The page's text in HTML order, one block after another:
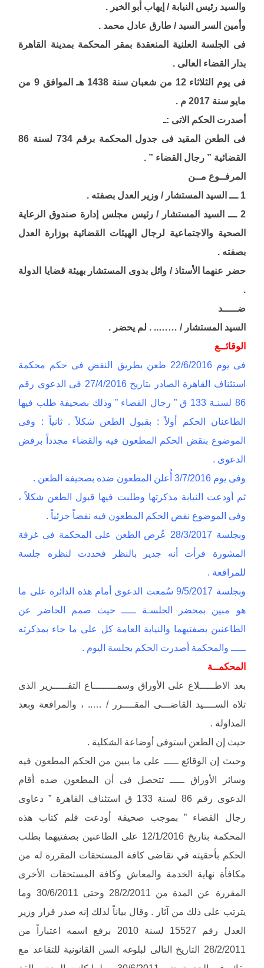
والسيد رئيس النيابة / إيهاب أبو الخير .
وأمين السر السيد / طارق عادل محمد .
فى الجلسة العلنية المنعقدة بمقر المحكمة بمدينة القاهرة
بدار القضاء العالى .
فى يوم الثلاثاء 12 من شعبان سنة 1438 هـ الموافق 9 من
مايو سنة 2017 م .
أصدرت الحكم الاتى :ـ
فى الطعن المقيد فى جدول المحكمة برقم 734 لسنة 86
القضائية ” رجال القضاء ” .
المرفــوع مــن
1 ـــ السيد المستشار / وزير العدل بصفته .
2 ـــ السيد المستشار / رئيس مجلس إدارة صندوق الرعاية
الصحية والاجتماعية لرجال الهيئات القضائية بوزارة العدل
بصفته .
حضر عنهما الأستاذ / وائل بدوى المستشار بهيئة قضايا الدولة
.
ضـــــد
السيد المستشار / …….. . لم يحضر .
الوقائــع
فى يوم 22/6/2016 طعن بطريق النقض فى حكم محكمة
استئناف القاهرة الصادر بتاريخ 27/4/2016 فى الدعوى رقم
86 لسنـة 133 ق ” رجال القضاء ” وذلك بصحيفة طلب فيها
الطاعنان الحكم أولاً : بقبول الطعن شكلاً . ثانياً : وفى
الموضوع بنقض الحكم المطعون فيه والقضاء مجدداً برفض
الدعوى .
وفى يوم 3/7/2016 أُعلن المطعون ضده بصحيفة الطعن .
ثم أودعت النيابة مذكرتها وطلبت فيها قبول الطعن شكلاً ،
وفى الموضوع نقض الحكم المطعون فيه نقضاً جزئياً .
وبجلسة 28/3/2017 عُرض الطعن على المحكمة فى غرفة
المشورة فرأت أنه جدير بالنظر فحددت لنظره جلسة
للمرافعة .
وبجلسة 9/5/2017 سُمعت الدعوى أمام هذه الدائرة على ما
هو مبين بمحضر الجلسـة ـــــ حيث صمم الحاضر عن
الطاعنين بصفتيهما والنيابة العامة كل على ما جاء بمذكرته
ـــــ والمحكمة أصدرت الحكم بجلسة اليوم .
المحكمــة
بعد الاطـــــلاع على الأوراق وسمــــــــاع التقـــــرير الذى
تلاه الســــيد القاضـــى المقــــرر / ….. ، والمرافعة وبعد
المداولة .
حيث إن الطعن استوفى أوضاعة الشكلية .
وحيث إن الوقائع ـــــ على ما يبين من الحكم المطعون فيه
وسائر الأوراق ـــــ تتحصل فى أن المطعون ضده أقام
الدعوى رقم 86 لسنة 133 ق استئناف القاهرة ” دعاوى
رجال القضاء ” بموجب صحيفة أودعت قلم كتاب هذه
المحكمة بتاريخ 12/1/2016 على الطاعنين بصفتيهما بطلب
الحكم بأحقيته في تقاضى كافة المستحقات المقررة له من
مكافأة نهاية الخدمة والمعاش وكافة المستحقات الأخرى
المقررة عن المدة من 28/2/2011 وحتى 30/6/2011 وما
يترتب على ذلك من آثار . وقال بياناً لذلك إنه صدر قرار وزير
العدل رقم 15527 لسنة 2010 برفع اسمه اعتباراً من
28/2/2011 التاريخ التالى لبلوغه السن القانونية للتقاعد مع